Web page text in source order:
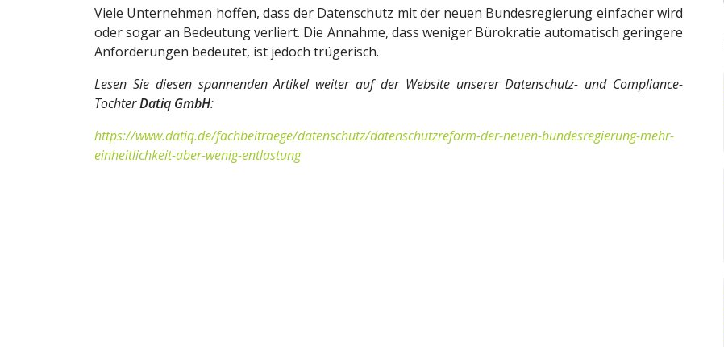
Viele Unternehmen hoffen, dass der Datenschutz mit der neuen Bundesregierung einfacher wird
oder sogar an Bedeutung verliert. Die Annahme, dass weniger Bürokratie automatisch geringere
Anforderungen bedeutet, ist jedoch trügerisch.
Lesen Sie diesen spannenden Artikel weiter auf der Website unserer Datenschutz- und Compliance-
TochterDatiq GmbH:
https://www.datiq.de/fachbeitraege/datenschutz/datenschutzreform-der-neuen-bundesregierung-mehr-
einheitlichkeit-aber-wenig-entlastung